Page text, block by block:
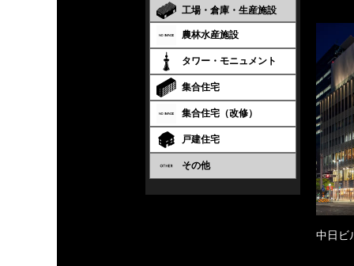
工場・倉庫・生産施設
農林水産施設
タワー・モニュメント
集合住宅
集合住宅（改修）
戸建住宅
その他
中日ビ